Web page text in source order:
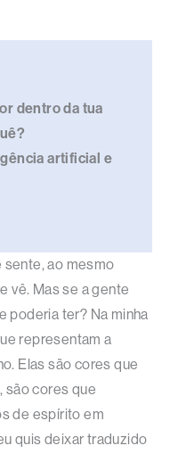
dentro da tua
artificial e
sente, ao mesmo
vê. Mas se a gente
poderia ter? Na minha
representam a
Elas são cores que
são cores que
de espírito em
quis deixar traduzido